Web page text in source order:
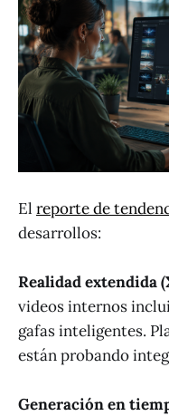
El reporte de
desarrollos:
Realidad extendida
videos internos
gafas inteligentes.
están probando
Generación en